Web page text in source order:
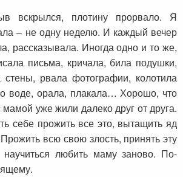
вскрылся, плотину прорвало. Я
– не одну неделю. И каждый вечер
рассказывала. Иногда одно и то же,
письма, кричала, била подушки,
стены, рвала фотографии, колотила
воде, орала, плакала… Хорошо, что
уже жили далеко друг от друга.
себе прожить все это, вытащить яд
всю свою злость, принять эту
научиться любить маму заново. По-